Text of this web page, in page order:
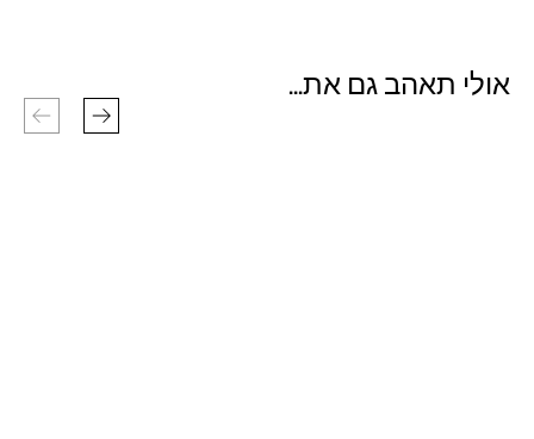
אולי תאהב גם את...